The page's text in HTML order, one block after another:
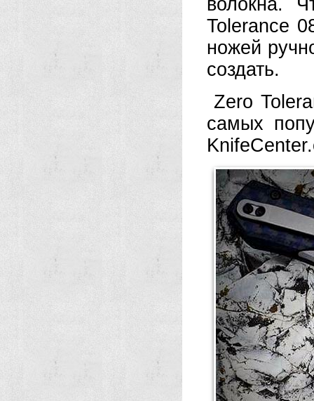
волокна.
Tolerance
ножей
создать.
Zero
самых